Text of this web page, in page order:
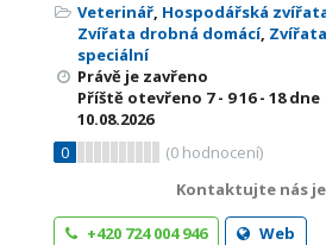
Veterinář, Hospodářská
Zvířata drobná domácí, Zvířata
speciální
Právě je zavřeno
Příště otevřeno 7 - 916 - 18dne
10.08.2026
0
(0 hodnocení)
Kontaktujte nás
+420 724 004 946 Web